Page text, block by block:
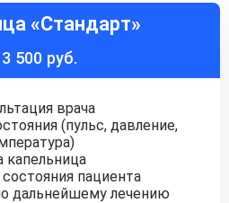
«Стандарт»
500 руб.
врача
(пульс, давление,
капельница
пациента
дальнейшему лечению